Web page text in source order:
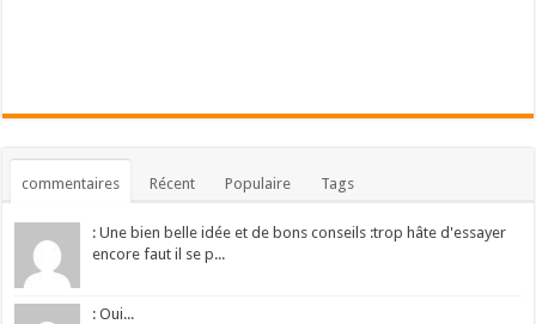
commentaires Récent Populaire Tags
: Une bien belle idée et de bons conseils :trop hâte d'essayer
encore faut il se p...
: Oui...